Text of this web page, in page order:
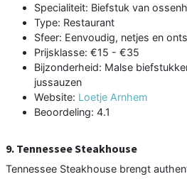
Specialiteit: Biefstuk van
Type: Restaurant
Sfeer: Eenvoudig, netjes en
Prijsklasse: €15 - €35
Bijzonderheid: Malse
jussauzen
Website: Loetje Arnhem
Beoordeling: 4.1
9. Tennessee Steakhouse
Tennessee Steakhouse brengt